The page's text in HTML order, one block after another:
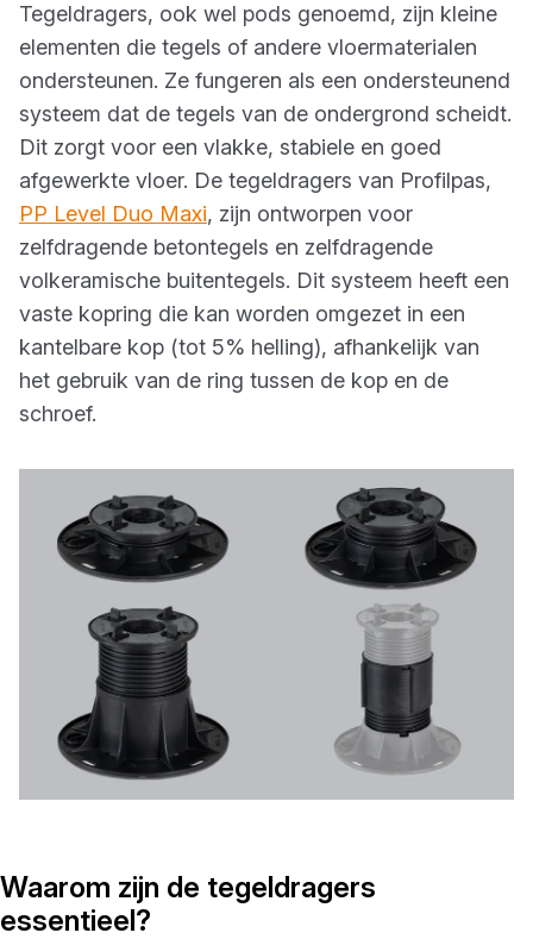
Tegeldragers, ook wel pods genoemd, zijn kleine
elementen die tegels of andere vloermaterialen
ondersteunen. Ze fungeren als een ondersteunend
systeem dat de tegels van de ondergrond scheidt.
Dit zorgt voor een vlakke, stabiele en goed
afgewerkte vloer. De tegeldragers van Profilpas,
PP Level Duo Maxi, zijn ontworpen voor
zelfdragende betontegels en zelfdragende
volkeramische buitentegels. Dit systeem heeft een
vaste kopring die kan worden omgezet in een
kantelbare kop (tot 5% helling), afhankelijk van
het gebruik van de ring tussen de kop en de
schroef.
Waarom zijn de tegeldragers
essentieel?